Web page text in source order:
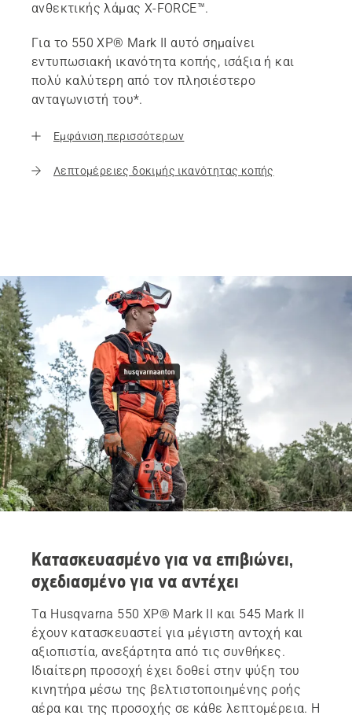
ανθεκτικής λάμας X-FORCE™.
Για το 550 XP® Mark II αυτό σημαίνει
εντυπωσιακή ικανότητα κοπής, ισάξια ή και
πολύ καλύτερη από τον πλησιέστερο
ανταγωνιστή του*.
Εμφάνιση περισσότερων
Λεπτομέρειες δοκιμής ικανότητας κοπής
Κατασκευασμένο για να επιβιώνει,
σχεδιασμένο για να αντέχει
Τα Husqvarna 550 XP® Mark II και 545 Mark II
έχουν κατασκευαστεί για μέγιστη αντοχή και
αξιοπιστία, ανεξάρτητα από τις συνθήκες.
Ιδιαίτερη προσοχή έχει δοθεί στην ψύξη του
κινητήρα μέσω της βελτιστοποιημένης ροής
αέρα και της προσοχής σε κάθε λεπτομέρεια. Η